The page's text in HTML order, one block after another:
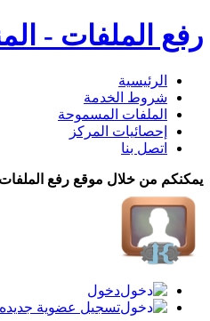
رفع الملفات -
الرئيسية
شروط الخدمة
الملفات المسموحة
إحصائيات المركز
اتصل بنا
يمكنكم من خلال موقع رفع
دخول
تسجيل عضوية جديده